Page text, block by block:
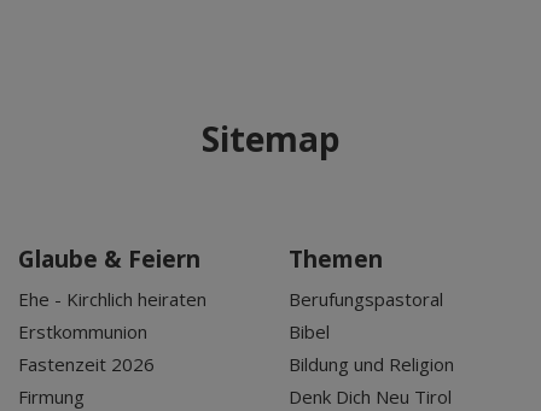
Sitemap
Glaube & Feiern
Ehe - Kirchlich heiraten
Erstkommunion
Fastenzeit 2026
Firmung
Themen
Berufungspastoral
Bibel
Bildung und Religion
Denk Dich Neu Tirol